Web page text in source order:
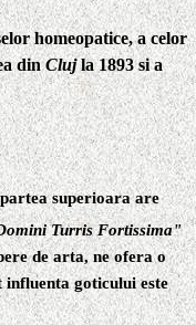
homeopatice, a celor
dinClujla 1893 si a
superioara are
Turris Fortissima"
de arta, ne ofera o
goticului este